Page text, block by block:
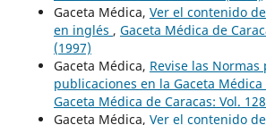
Gaceta Médica, Ver el contenido
en inglés , Gaceta Médica de
(1997)
Gaceta Médica, Revise las
publicaciones en la Gaceta Médica
Gaceta Médica de Caracas: Vol.
Gaceta Médica, Ver el contenido